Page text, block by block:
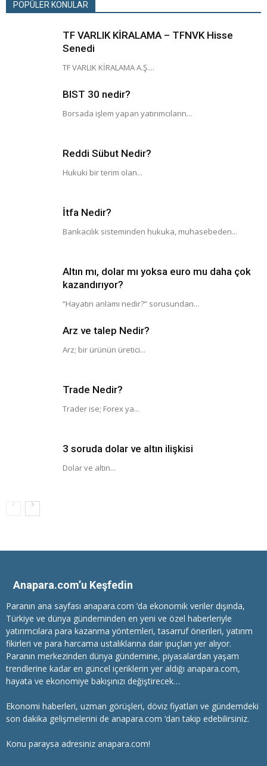
POPÜLER KONULAR
TF VARLIK KİRALAMA – TFNVK Hisse
Senedi
TF VARLIK KİRALAMA A.Ş....
BIST 30 nedir?
Borsada işlem yapan yatırımcıların...
Reddi Sübut Nedir?
Hukuki bir terim olan...
İtfa Nedir?
Bankacılık sisteminden hukuka, muhasebeden...
Altın mı, dolar mı yoksa euro mu daha çok
kazandırıyor?
“Hayatın anlamı nedir?” sorusundan...
Arz ve talep Nedir?
Arz; bir ürünün üretici...
Trade Nedir?
Trader ise; Forex ya...
3 soruda dolar ve altın ilişkisi
Dolar ve altın...
Anapara.com’u Keşfedin
Paranın ana sayfası anapara.com ’da ekonomik veriler dışında,
Türkiye ve dünya gündeminden en yeni ve özel haberleriyle
yatırımcılara para kazanma yöntemleri, tasarruf önerileri, yatırım
fikirleri ve para harcama ustalıklarına dair ipuçları yer alıyor.
Paranın merkezinden dünya gündemine, piyasalardan yaşam
trendlerine kadar en güncel içeriklerin yer aldığı anapara.com,
hayata ve ekonomiye bakışınızı değiştirecek…
Ekonomi haberleri, uzman görüşleri, döviz fiyatları ve gündemdeki
son dakika gelişmelerini de anapara.com ‘dan takip edebilirsiniz.
Konu paraysa adresiniz anapara.com!